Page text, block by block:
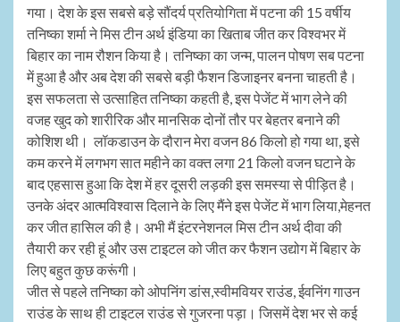
गया। देश के इस सबसे बड़े सौंदर्य प्रतियोगिता में पटना की 15 वर्षीय
तनिष्का शर्मा ने मिस टीन अर्थ इंडिया का खिताब जीत कर विश्वभर में
बिहार का नाम रौशन किया है। तनिष्का का जन्म, पालन पोषण सब पटना
में हुआ है और अब देश की सबसे बड़ी फैशन डिजाइनर बनना चाहती है।
इस सफलता से उत्साहित तनिष्का कहती है, इस पेजेंट में भाग लेने की
वजह खुद को शारीरिक और मानसिक दोनों तौर पर बेहतर बनाने की
कोशिश थी। लॉकडाउन के दौरान मेरा वजन 86 किलो हो गया था, इसे
कम करने में लगभग सात महीने का वक्त लगा 21 किलो वजन घटाने के
बाद एहसास हुआ कि देश में हर दूसरी लड़की इस समस्या से पीड़ित है।
उनके अंदर आत्मविश्वास दिलाने के लिए मैंने इस पेजेंट में भाग लिया,मेहनत
कर जीत हासिल की है। अभी मैं इंटरनेशनल मिस टीन अर्थ दीवा की
तैयारी कर रही हूं और उस टाइटल को जीत कर फैशन उद्योग में बिहार के
लिए बहुत कुछ करूंगी।
जीत से पहले तनिष्का को ओपनिंग डांस,स्वीमवियर राउंड, ईवनिंग गाउन
राउंड के साथ ही टाइटल राउंड से गुजरना पड़ा। जिसमें देश भर से कई